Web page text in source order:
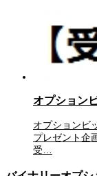
オプション
オプションビ
プレゼント企
受…